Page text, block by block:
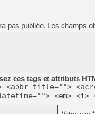
pas publiée. Les champs
ces tags et attributs
title="">
<em>